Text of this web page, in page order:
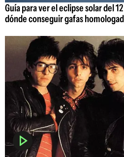
Guía para ver el eclipse solar del
dónde conseguir gafas